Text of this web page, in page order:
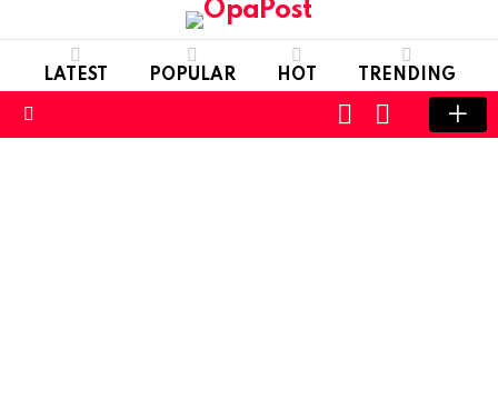
LATEST POPULAR HOT TRENDING
SWITCH
SKIN
LOGIN